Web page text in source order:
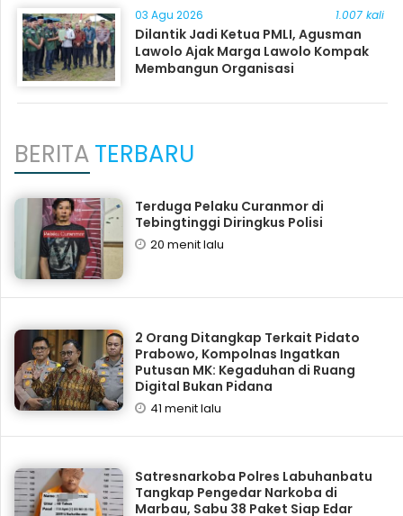
03 Agu 2026 1.007 kali
Dilantik Jadi Ketua PMLI, Agusman
Lawolo Ajak Marga Lawolo Kompak
Membangun Organisasi
BERITATERBARU
Terduga Pelaku Curanmor di
Tebingtinggi Diringkus Polisi
20 menit lalu
2 Orang Ditangkap Terkait Pidato
Prabowo, Kompolnas Ingatkan
Putusan MK: Kegaduhan di Ruang
Digital Bukan Pidana
41 menit lalu
Satresnarkoba Polres Labuhanbatu
Tangkap Pengedar Narkoba di
Marbau, Sabu 38 Paket Siap Edar